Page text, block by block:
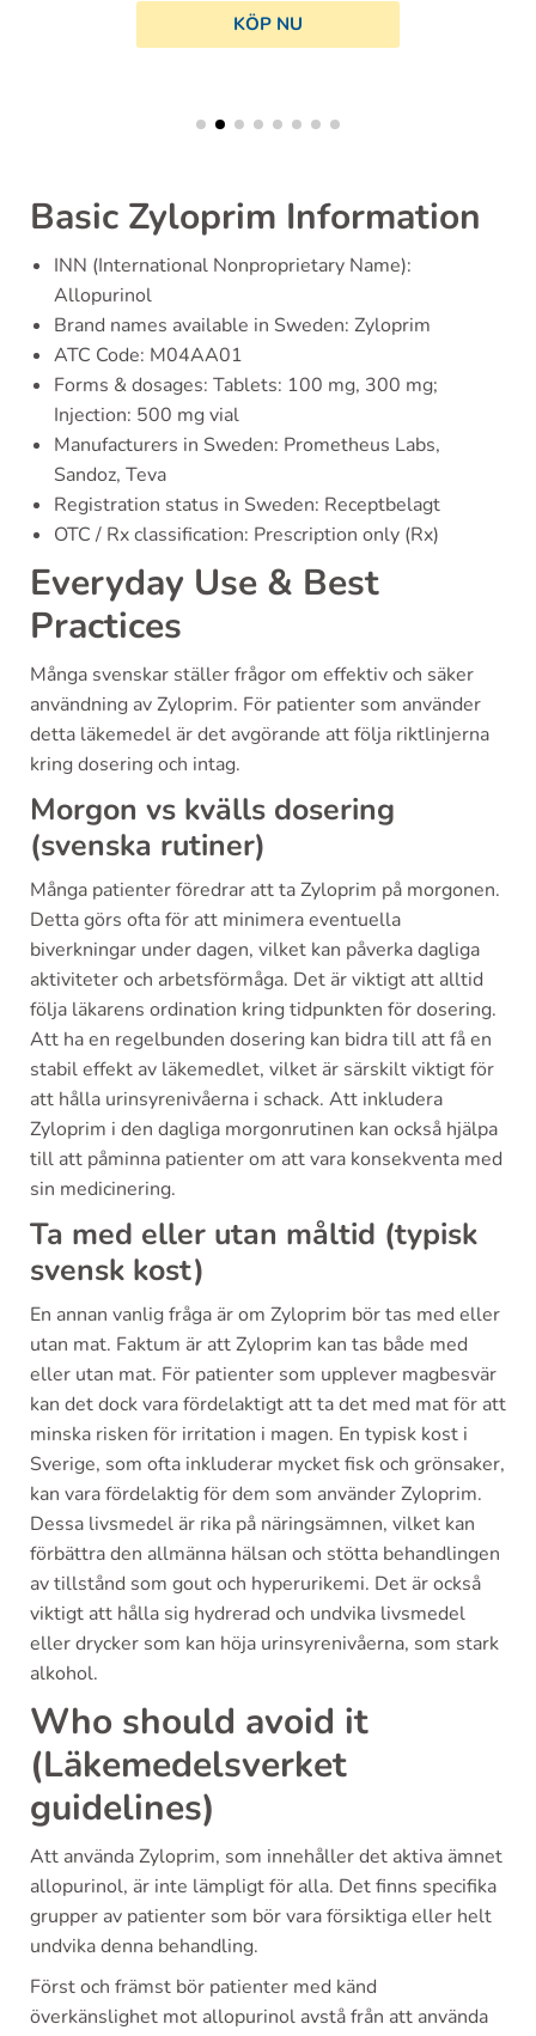
KÖP NU
Basic Zyloprim Information
INN (International Nonproprietary Name):
Allopurinol
Brand names available in Sweden: Zyloprim
ATC Code: M04AA01
Forms & dosages: Tablets: 100 mg, 300 mg;
Injection: 500 mg vial
Manufacturers in Sweden: Prometheus Labs,
Sandoz, Teva
Registration status in Sweden: Receptbelagt
OTC / Rx classification: Prescription only (Rx)
Everyday Use & Best
Practices
Många svenskar ställer frågor om effektiv och säker
användning av Zyloprim. För patienter som använder
detta läkemedel är det avgörande att följa riktlinjerna
kring dosering och intag.
Morgon vs kvälls dosering
(svenska rutiner)
Många patienter föredrar att ta Zyloprim på morgonen.
Detta görs ofta för att minimera eventuella
biverkningar under dagen, vilket kan påverka dagliga
aktiviteter och arbetsförmåga. Det är viktigt att alltid
följa läkarens ordination kring tidpunkten för dosering.
Att ha en regelbunden dosering kan bidra till att få en
stabil effekt av läkemedlet, vilket är särskilt viktigt för
att hålla urinsyrenivåerna i schack. Att inkludera
Zyloprim i den dagliga morgonrutinen kan också hjälpa
till att påminna patienter om att vara konsekventa med
sin medicinering.
Ta med eller utan måltid (typisk
svensk kost)
En annan vanlig fråga är om Zyloprim bör tas med eller
utan mat. Faktum är att Zyloprim kan tas både med
eller utan mat. För patienter som upplever magbesvär
kan det dock vara fördelaktigt att ta det med mat för att
minska risken för irritation i magen. En typisk kost i
Sverige, som ofta inkluderar mycket fisk och grönsaker,
kan vara fördelaktig för dem som använder Zyloprim.
Dessa livsmedel är rika på näringsämnen, vilket kan
förbättra den allmänna hälsan och stötta behandlingen
av tillstånd som gout och hyperurikemi. Det är också
viktigt att hålla sig hydrerad och undvika livsmedel
eller drycker som kan höja urinsyrenivåerna, som stark
alkohol.
Who should avoid it
(Läkemedelsverket
guidelines)
Att använda Zyloprim, som innehåller det aktiva ämnet
allopurinol, är inte lämpligt för alla. Det finns specifika
grupper av patienter som bör vara försiktiga eller helt
undvika denna behandling.
Först och främst bör patienter med känd
överkänslighet mot allopurinol avstå från att använda